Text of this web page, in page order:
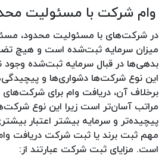
وام شرکت با مسئولیت
در شرکت‌های با مسئولیت محدود،
میزان سرمایه ثبت‌شده است و هیچ
بدهی‌ها در قبال سرمایه ثبت‌شده وجود
این نوع شرکت‌ها دشواری‌ها و
برخلاف آن، دریافت وام برای
مراتب آسان‌تر است زیرا این نوع
پیچیده‌تر و سرمایه بیشتر اعتبار
مهم ثبت برند یا ثبت شرکت دریافت
است. مزایای ثبت شرکت عبارتند از: